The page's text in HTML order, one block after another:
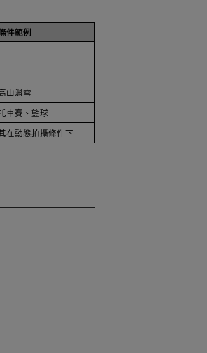
件範例
山滑雪
車賽、籃球
在動態拍攝條件下